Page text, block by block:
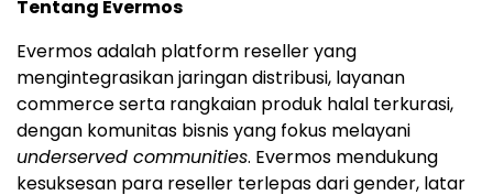
Tentang Evermos
Evermos adalah platform reseller yang
mengintegrasikan jaringan distribusi, layanan
commerce serta rangkaian produk halal terkurasi,
dengan komunitas bisnis yang fokus melayani
underserved communities. Evermos mendukung
kesuksesan para reseller terlepas dari gender, latar